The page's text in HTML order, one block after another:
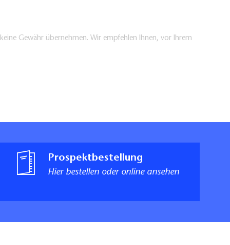
Gewähr übernehmen. Wir empfehlen Ihnen, vor Ihrem
Prospektbestellung
Hier bestellen oder online ansehen